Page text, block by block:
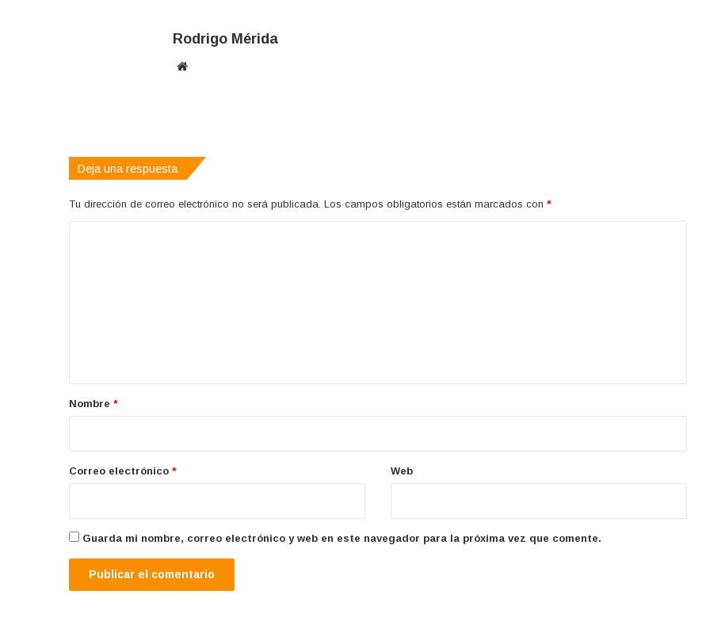
Rodrigo Mérida
Deja una respuesta
Tu dirección de correo electrónico no será publicada. Los campos obligatorios están marcados con *
r
*
Nombre *
Correo electrónico * Web
Guarda mi nombre, correo electrónico y web en este navegador para la próxima vez que comente.